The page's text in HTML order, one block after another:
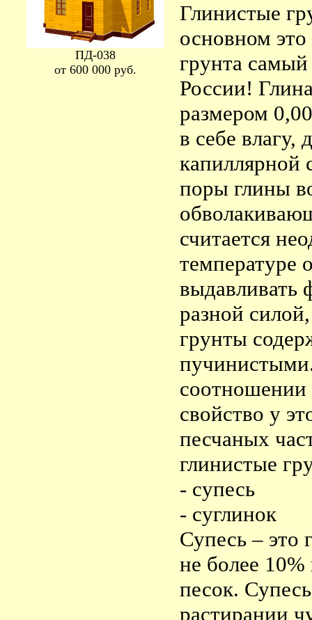
ПД-038
от 600 000 руб.
Глинистые
основном
грунта
России!
размером
в себе влагу,
капиллярной
поры глины
считается
температуре
выдавливать
разной
грунты
соотношении
свойство у
песчаных
глинистые
- супесь
- суглинок
Супесь – это
не более
песок.
растирании